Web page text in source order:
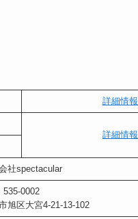
詳細情報
詳細情報
社spectacular
535-0002
旭区大宮4-21-13-102